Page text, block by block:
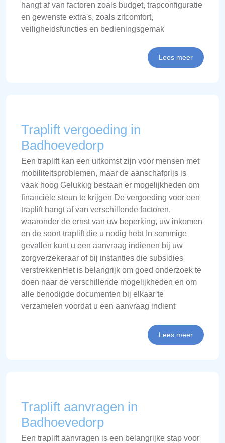
hangt af van factoren zoals budget, trapconfiguratie
en gewenste extra's, zoals zitcomfort,
veiligheidsfuncties en bedieningsgemak
Lees meer
Traplift vergoeding in
Badhoevedorp
Een traplift kan een uitkomst zijn voor mensen met
mobiliteitsproblemen, maar de aanschafprijs is
vaak hoog Gelukkig bestaan er mogelijkheden om
financiële steun te krijgen De vergoeding voor een
traplift hangt af van verschillende factoren,
waaronder de ernst van uw beperking, uw inkomen
en de soort traplift die u nodig hebt In sommige
gevallen kunt u een aanvraag indienen bij uw
zorgverzekeraar of bij instanties die subsidies
verstrekkenHet is belangrijk om goed onderzoek te
doen naar de verschillende mogelijkheden en om
alle benodigde documenten bij elkaar te
verzamelen voordat u een aanvraag indient
Lees meer
Traplift aanvragen in
Badhoevedorp
Een traplift aanvragen is een belangrijke stap voor